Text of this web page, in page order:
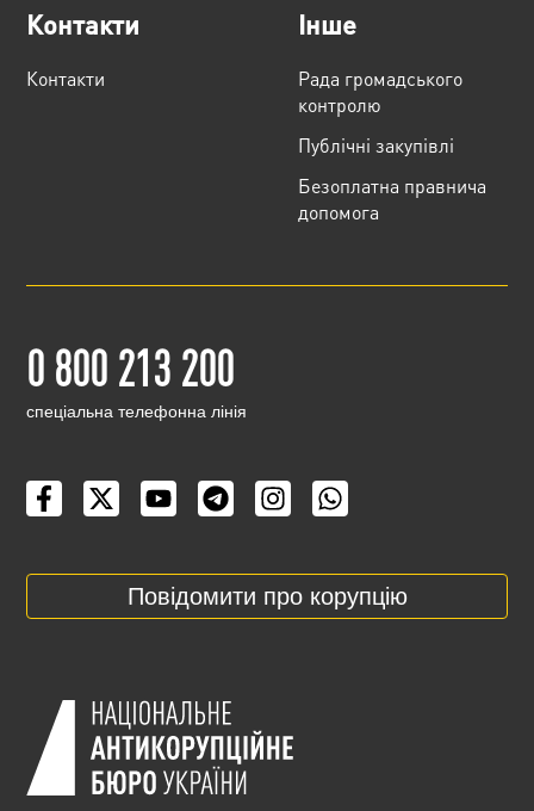
Контакти
Контакти
Інше
Рада громадського
контролю
Публічні закупівлі
Безоплатна правнича
допомога
0 800 213 200
cпеціальна телефонна лінія
Повідомити про корупцію